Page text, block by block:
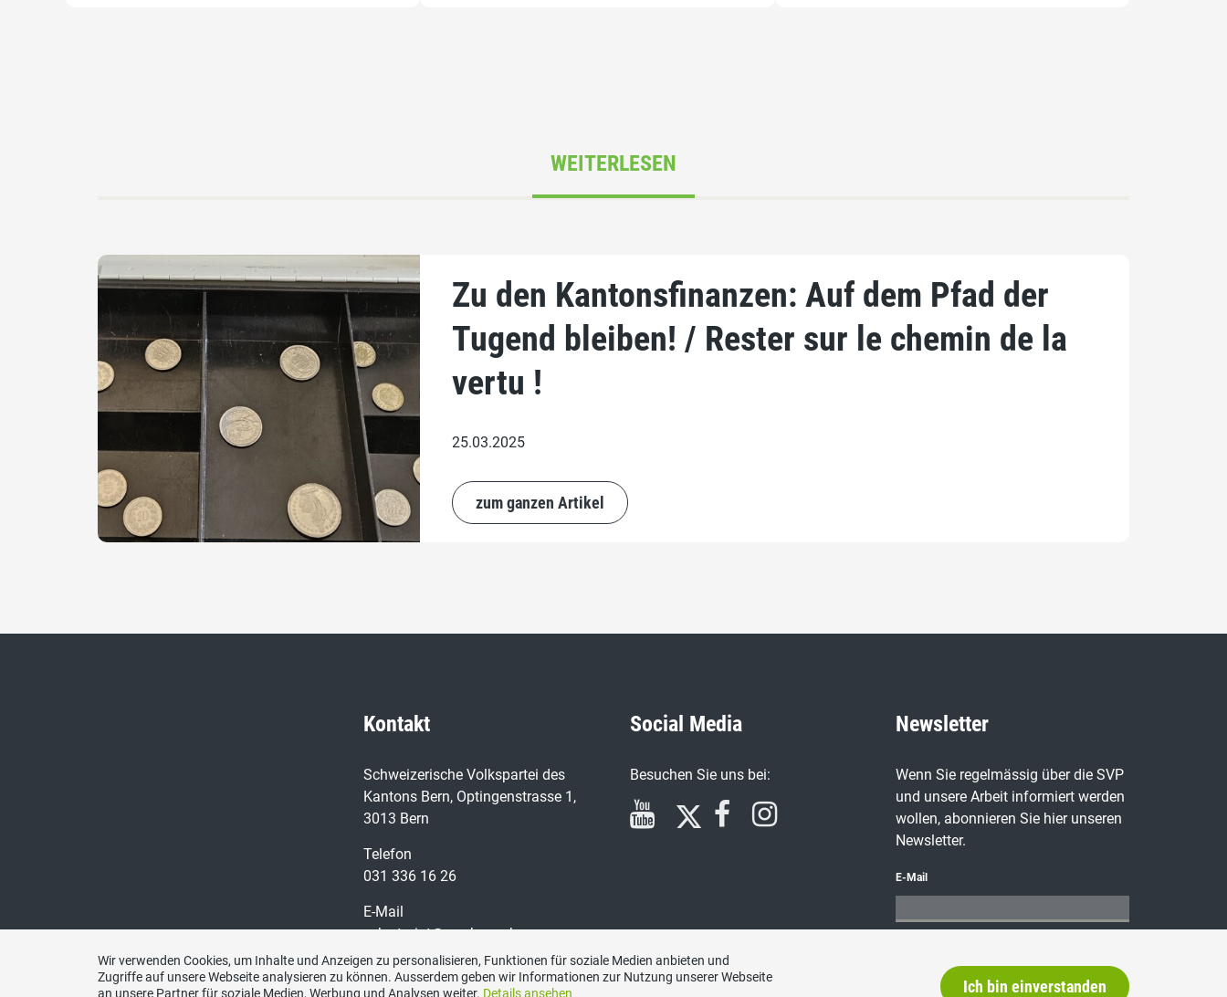
WEITERLESEN
Zu den Kantonsfinanzen: Auf dem Pfad der
Tugend bleiben! / Rester sur le chemin de la
vertu !
25.03.2025
zum ganzen Artikel
Kontakt
Schweizerische Volkspartei des
Kantons Bern, Optingenstrasse 1,
3013 Bern
Telefon
031 336 16 26
E-Mail
sekretariat@svp-bern.ch
Social Media
Besuchen Sie uns bei:
Newsletter
Wenn Sie regelmässig über die SVP
und unsere Arbeit informiert werden
wollen, abonnieren Sie hier unseren
Newsletter.
E-Mail
abonnieren
Wir verwenden Cookies, um Inhalte und Anzeigen zu personalisieren, Funktionen für soziale Medien anbieten und
Zugriffe auf unsere Webseite analysieren zu können. Ausserdem geben wir Informationen zur Nutzung unserer Webseite
an unsere Partner für soziale Medien, Werbung und Analysen weiter. Details ansehen Ich bin einverstanden